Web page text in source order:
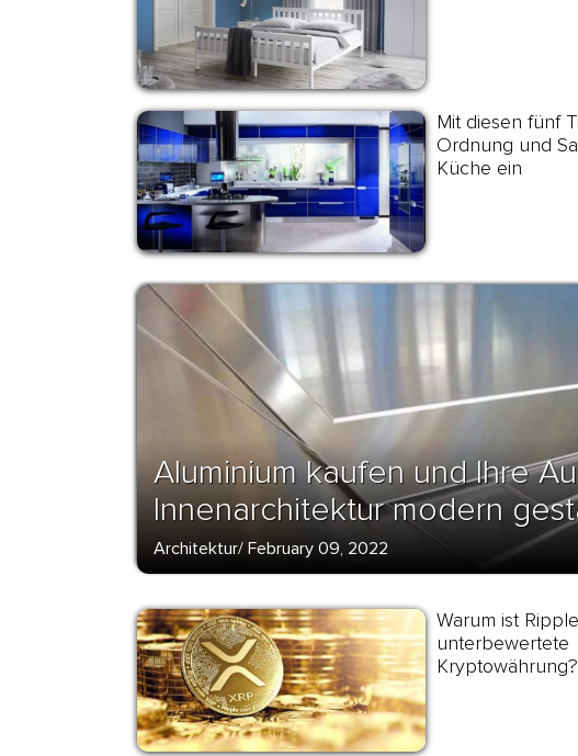
Mit diesen fünf
Ordnung und
Küche ein
Aluminium kaufen und Ihre
Innenarchitektur modern
Architektur/ February 09, 2022
Warum ist
unterbewertete
Kryptowährung?